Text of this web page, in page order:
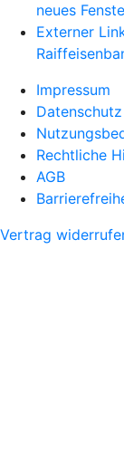
neues
Externer
Impressum
Datenschutz
Rechtliche
AGB
Vertrag